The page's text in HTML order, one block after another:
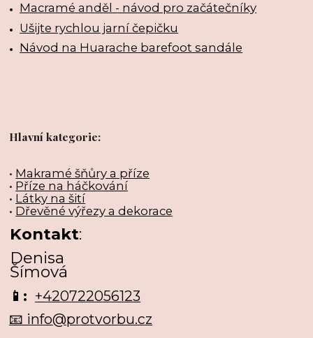
Macramé anděl - návod pro začátečníky
Ušijte rychlou jarní čepičku
Návod na Huarache barefoot sandále
Hlavní kategorie:
• Makramé šňůry a příze
• Příze na háčkování
• Látky na šití
• Dřevěné výřezy a dekorace
Kontakt:
Denisa
Šímová
📱: +420722056123
📧 info@protvorbu.cz